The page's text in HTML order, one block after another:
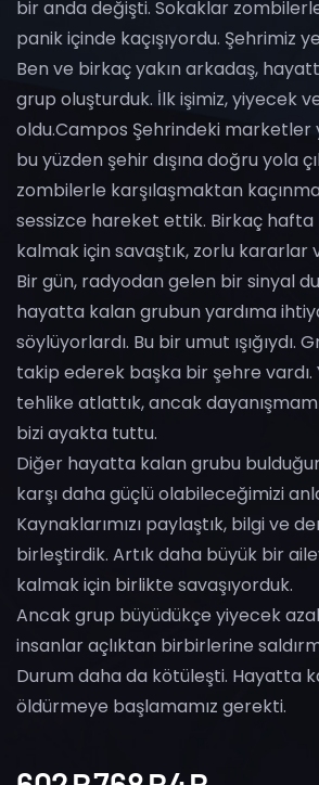
bir anda değişti. Sokaklar
panik içinde kaçışıyordu. Şehrimiz
Ben ve birkaç yakın arkadaş,
grup oluşturduk. İlk işimiz, yiyecek
oldu.Campos Şehrindeki marketler
bu yüzden şehir dışına doğru yola
zombilerle karşılaşmaktan
sessizce hareket ettik. Birkaç
kalmak için savaştık, zorlu kararlar
Bir gün, radyodan gelen bir sinyal
hayatta kalan grubun yardıma
söylüyorlardı. Bu bir umut ışığıydı.
takip ederek başka bir şehre vardı.
tehlike atlattık, ancak
bizi ayakta tuttu.
Diğer hayatta kalan grubu
karşı daha güçlü olabileceğimizi
Kaynaklarımızı paylaştık, bilgi ve
birleştirdik. Artık daha büyük bir
kalmak için birlikte savaşıyorduk.
Ancak grup büyüdükçe yiyecek
insanlar açlıktan birbirlerine
Durum daha da kötüleşti. Hayatta
öldürmeye başlamamız gerekti.